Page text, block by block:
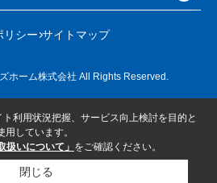
リシー サイトマップ
ホーム株式会社 All Rights Reserved.
利用状況把握、サービス向上検討を目的と
しています。
扱いについて」 をご確認ください。
閉じる